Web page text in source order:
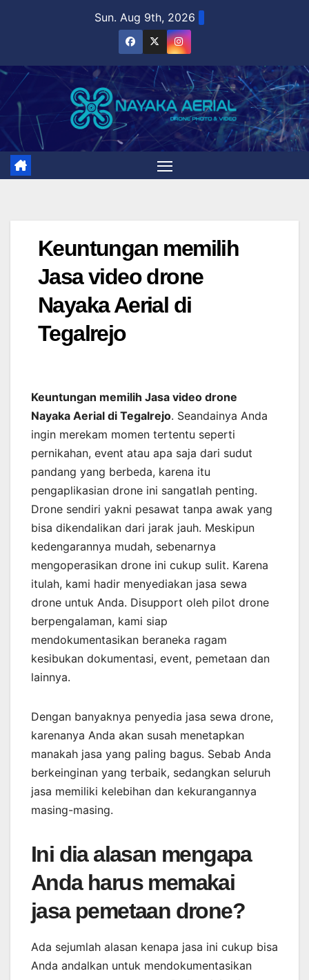
Sun. Aug 9th, 2026
Keuntungan memilih
Jasa video drone
Nayaka Aerial di
Tegalrejo
Keuntungan memilih Jasa video drone
Nayaka Aerial di Tegalrejo. Seandainya Anda
ingin merekam momen tertentu seperti
pernikahan, event atau apa saja dari sudut
pandang yang berbeda, karena itu
pengaplikasian drone ini sangatlah penting.
Drone sendiri yakni pesawat tanpa awak yang
bisa dikendalikan dari jarak jauh. Meskipun
kedengarannya mudah, sebenarnya
mengoperasikan drone ini cukup sulit. Karena
itulah, kami hadir menyediakan jasa sewa
drone untuk Anda. Disupport oleh pilot drone
berpengalaman, kami siap
mendokumentasikan beraneka ragam
kesibukan dokumentasi, event, pemetaan dan
lainnya.
Dengan banyaknya penyedia jasa sewa drone,
karenanya Anda akan susah menetapkan
manakah jasa yang paling bagus. Sebab Anda
berkeinginan yang terbaik, sedangkan seluruh
jasa memiliki kelebihan dan kekurangannya
masing-masing.
Ini dia alasan mengapa
Anda harus memakai
jasa pemetaan drone?
Ada sejumlah alasan kenapa jasa ini cukup bisa
Anda andalkan untuk mendokumentasikan